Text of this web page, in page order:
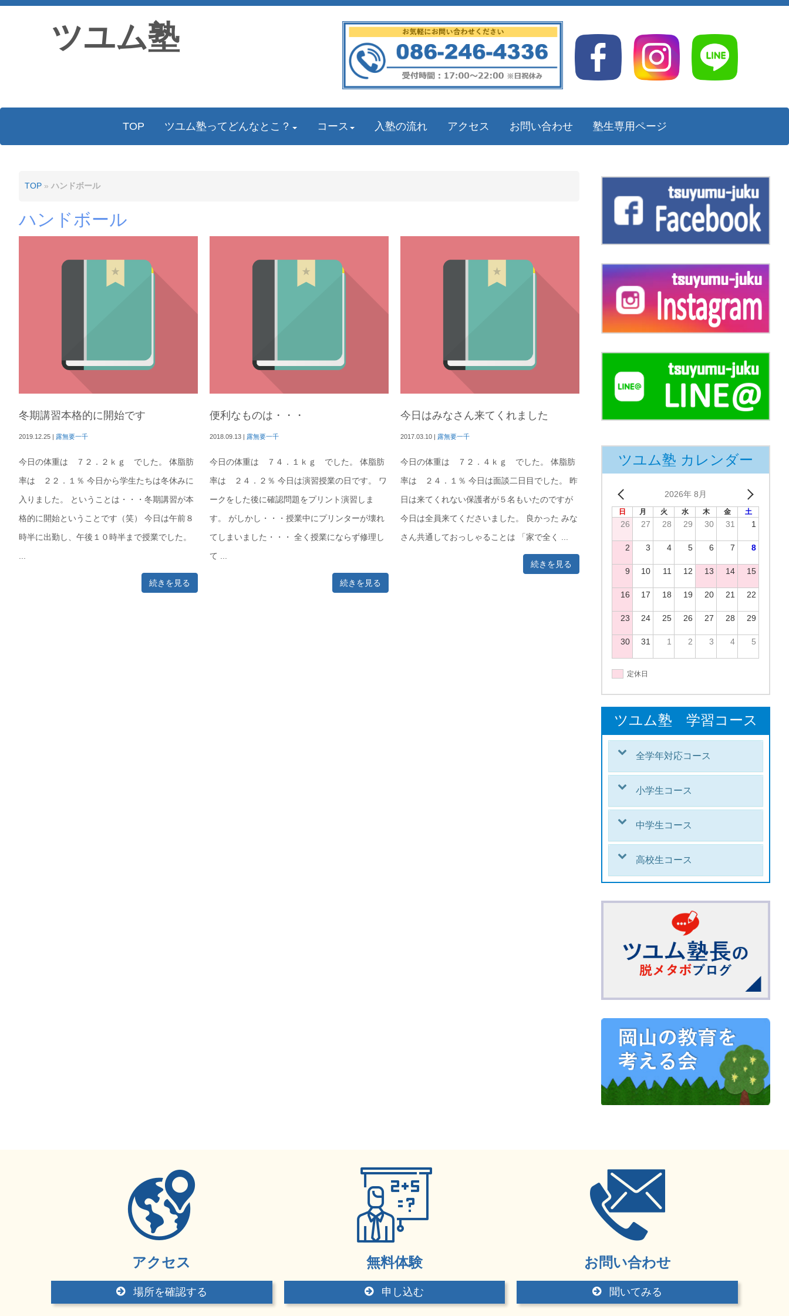
ツユム塾
TOP ツユム塾ってどんなとこ？ コース 入塾の流れ アクセス お問い合わせ 塾生専用ページ
TOP » ハンドボール
ハンドボール
冬期講習本格的に開始です
2019.12.25 | 露無要一千
今日の体重は ７２．２ｋｇ でした。 体脂肪
率は ２２．１％ 今日から学生たちは冬休みに
入りました。 ということは・・・冬期講習が本
格的に開始ということです（笑） 今日は午前８
時半に出勤し、午後１０時半まで授業でした。
...
続きを見る
便利なものは・・・
2018.09.13| 露無要一千
今日の体重は ７４．１ｋｇ でした。 体脂肪
率は ２４．２％ 今日は演習授業の日です。 ワ
ークをした後に確認問題をプリント演習しま
す。 がしかし・・・授業中にプリンターが壊れ
てしまいました・・・ 全く授業にならず修理し
て ...
続きを見る
今日はみなさん来てくれました
2017.03.10| 露無要一千
今日の体重は ７２．４ｋｇ でした。 体脂肪
率は ２４．１％ 今日は面談二日目でした。 昨
日は来てくれない保護者が５名もいたのですが
今日は全員来てくださいました。 良かった みな
さん共通しておっしゃることは 「家で全く ...
続きを見る
ツユム塾 カレンダー
2026年 8月
日 月 火 水 木 金 土
26 27 28 29 30 31 1
2 3 4 5 6 7 8
9 10 11 12 13 14 15
16 17 18 19 20 21 22
23 24 25 26 27 28 29
30 31 1 2 3 4 5
定休日
ツユム塾 学習コース
全学年対応コース
小学生コース
中学生コース
高校生コース
アクセス
場所を確認する
無料体験
申し込む
お問い合わせ
聞いてみる